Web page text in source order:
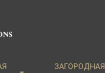
ЗАГОРОДНАЯ
ЗАГОРОДНАЯ